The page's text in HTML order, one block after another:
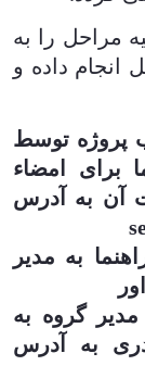
مراحل را به
انجام داده و
پروژه توسط
برای امضاء
آن به آدرس
به مدیر
گروه به
به آدرس